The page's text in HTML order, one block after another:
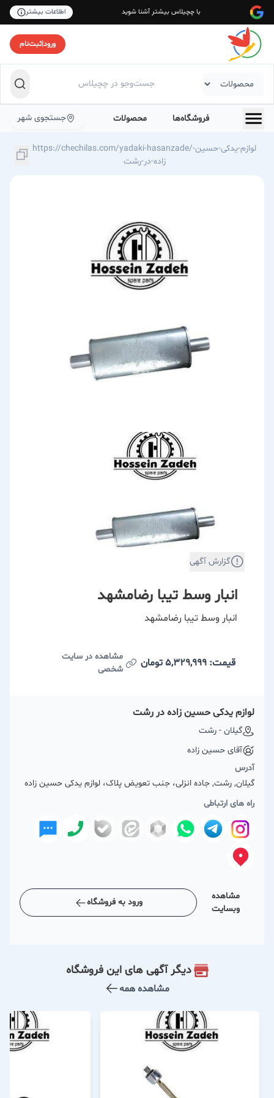
با چچیلاس بیشتر آشنا شوید اطلاعات بیشتر
ورود|ثبت‌نام
فروشگاه‌ها محصولات جستجوی شهر
https://chechilas.com/yadaki-hasanzade/لوازم-یدکی-حسین-
زاده-در-رشت
گزارش آگهی
انبار وسط تیبا رضامشهد
انبار وسط تیبا رضامشهد
قیمت: 5,329,999 تومان
مشاهده در سایت
شخصی
لوازم یدکی حسین زاده در رشت
گیلان - رشت
آقای حسین زاده
آدرس
گیلان, رشت, جاده انزلی، جنب تعویض پلاک، لوازم یدکی حسین زاده
راه های ارتباطی
مشاهده
وبسایت
ورود به فروشگاه
دیگر آگهی های این فروشگاه
مشاهده همه